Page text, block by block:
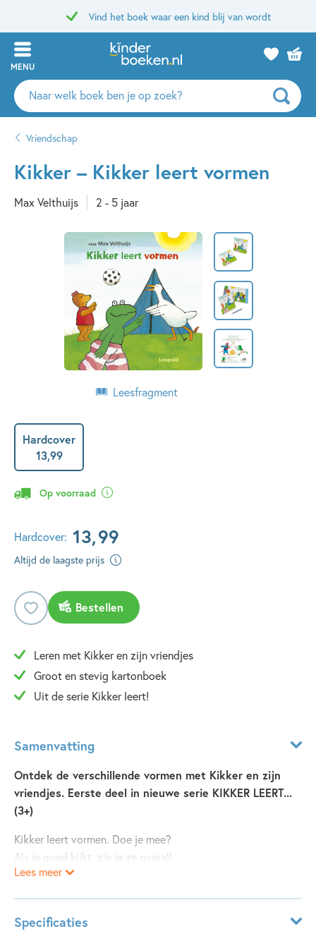
Vind het boek waar een kind blij van wordt
MENU
Zoeken
naar
auteurs
uitgevers
Vriendschap
Kikker – Kikker leert vormen
Max Velthuijs 2 - 5 jaar
Leesfragment
Hardcover
13,99
Op voorraad
Hardcover: 13,99
Altijd de laagste prijs
Bestellen
Leren met Kikker en zijn vriendjes
Groot en stevig kartonboek
Uit de serie Kikker leert!
Samenvatting
Ontdek de verschillende vormen met Kikker en zijn
vriendjes. Eerste deel in nieuwe serie KIKKER LEERT...
(3+)
Kikker leert vormen. Doe je mee?
Als je goed kijkt, zie je ze overal!
op met lijnen en dan staat hij ineens als... een driehoek!
Eend brengt een deken en de kussens die Kikker in de tent
Lees meer
Specificaties